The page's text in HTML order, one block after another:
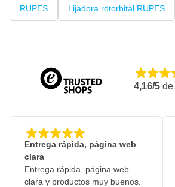
RUPES Lijadora rotorbital RUPES
4,16/5 de
Entrega rápida, página web
clara
Entrega rápida, página web
clara y productos muy buenos.